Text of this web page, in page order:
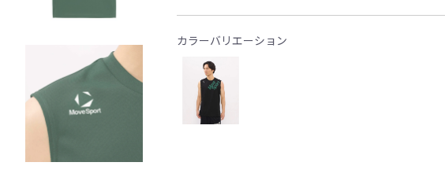
カラーバリエーション